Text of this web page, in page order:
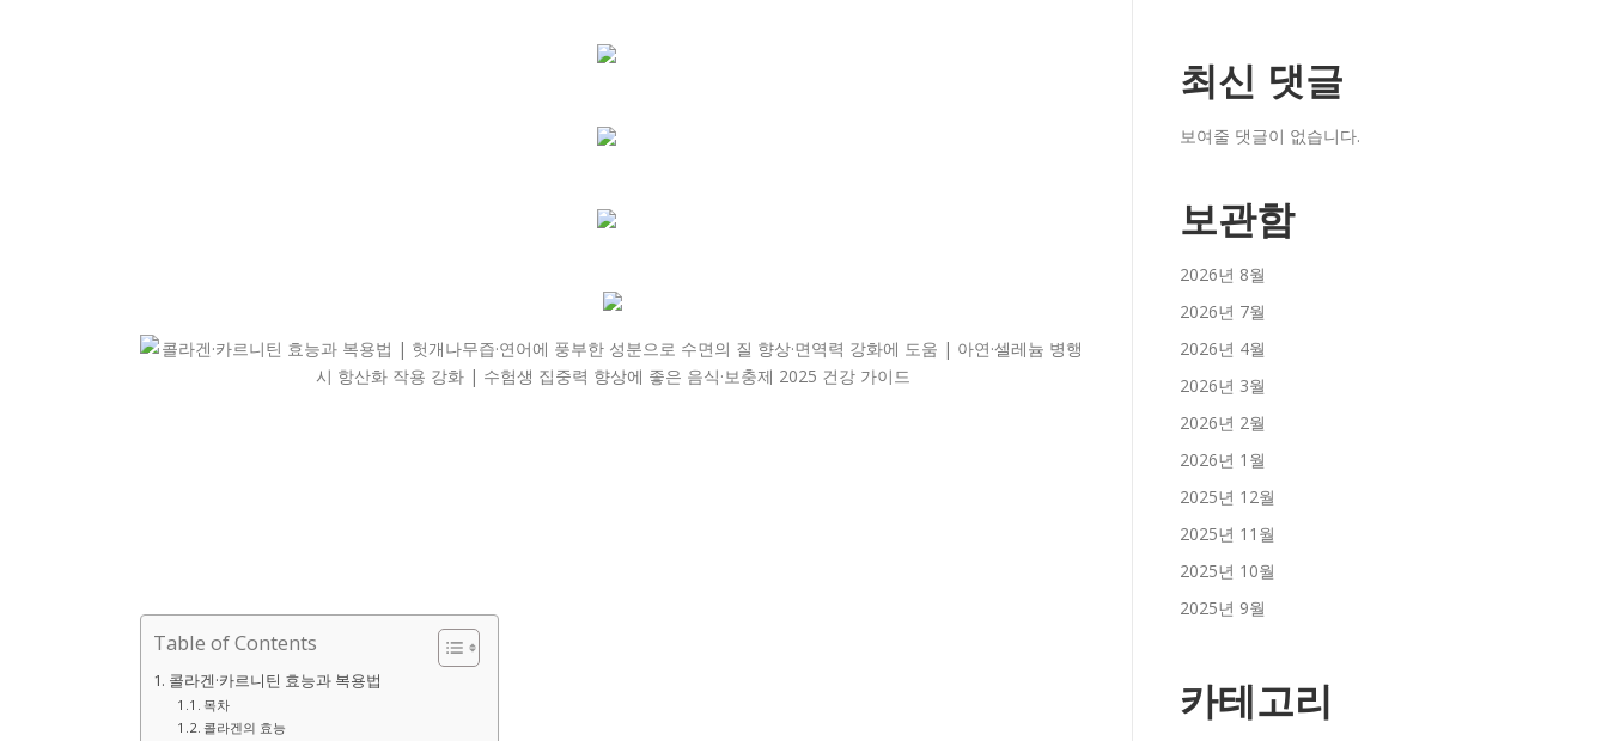
Table of Contents
콜라겐·카르니틴 효능과 복용법
목차
콜라겐의 효능
최신 댓글
보여줄 댓글이 없습니다.
보관함
2026년 8월
2026년 7월
2026년 4월
2026년 3월
2026년 2월
2026년 1월
2025년 12월
2025년 11월
2025년 10월
2025년 9월
카테고리